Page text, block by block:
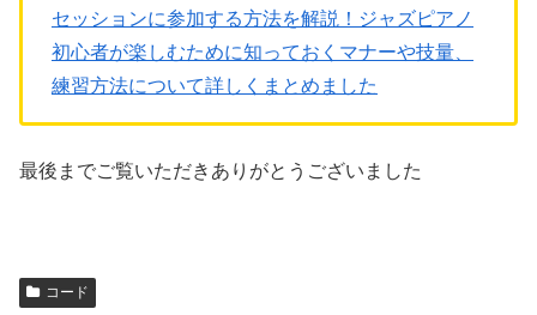
セッションに参加する方法を解説！ジャズピアノ
初心者が楽しむために知っておくマナーや技量、
練習方法について詳しくまとめました
最後までご覧いただきありがとうございました
コード